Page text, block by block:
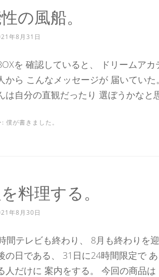
の風船。
年8月31日
を 確認していると、 ドリームア
から こんなメッセージが 届いてい
は自分の直観だったり 選ぼうかな
: 僕が書きました。
料理する。
年8月30日
間テレビも終わり、 8月も終わりを
の日である、 31日に24時間限定で
人だけに 案内をする。 今回の商品